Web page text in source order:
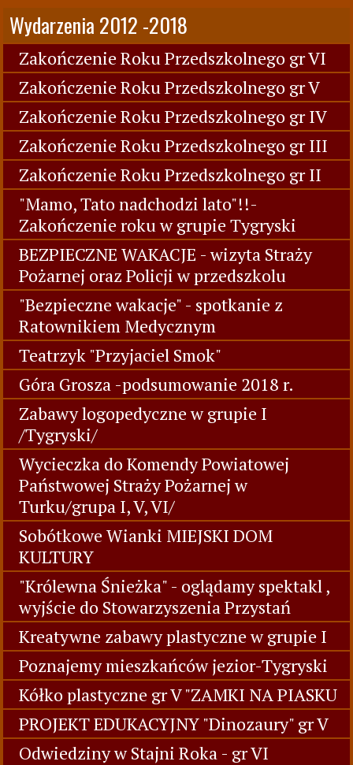
Wydarzenia 2012 -2018
Zakończenie Roku Przedszkolnego gr VI
Zakończenie Roku Przedszkolnego gr V
Zakończenie Roku Przedszkolnego gr IV
Zakończenie Roku Przedszkolnego gr III
Zakończenie Roku Przedszkolnego gr II
"Mamo, Tato nadchodzi lato"!!-
Zakończenie roku w grupie Tygryski
BEZPIECZNE WAKACJE - wizyta Straży
Pożarnej oraz Policji w przedszkolu
"Bezpieczne wakacje" - spotkanie z
Ratownikiem Medycznym
Teatrzyk "Przyjaciel Smok"
Góra Grosza -podsumowanie 2018 r.
Zabawy logopedyczne w grupie I
/Tygryski/
Wycieczka do Komendy Powiatowej
Państwowej Straży Pożarnej w
Turku/grupa I, V, VI/
Sobótkowe Wianki MIEJSKI DOM
KULTURY
"Królewna Śnieżka" - oglądamy spektakl ,
wyjście do Stowarzyszenia Przystań
Kreatywne zabawy plastyczne w grupie I
Poznajemy mieszkańców jezior-Tygryski
Kółko plastyczne gr V "ZAMKI NA PIASKU
PROJEKT EDUKACYJNY "Dinozaury" gr V
Odwiedziny w Stajni Roka - gr VI